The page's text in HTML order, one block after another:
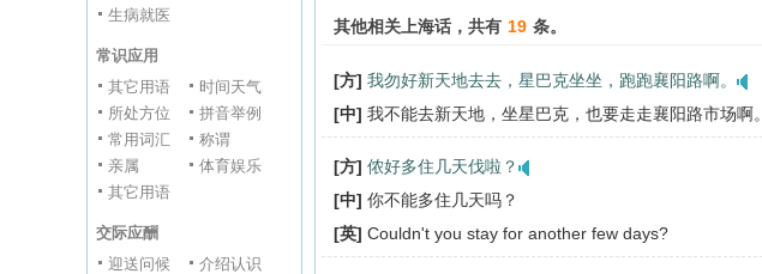
生病就医
常识应用
其它用语
时间天气
所处方位
拼音举例
常用词汇
称谓
亲属
体育娱乐
其它用语
交际应酬
迎送问候
介绍认识
其他相关上海话，共有 19 条。
[方] 我勿好新天地去去，星巴克坐坐，跑跑襄阳路啊。
[中] 我不能去新天地，坐星巴克，也要走走襄阳路市场啊。
[方] 侬好多住几天伐啦？
[中] 你不能多住几天吗？
[英] Couldn't you stay for another few days?